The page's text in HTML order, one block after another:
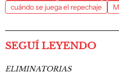
cuándo se juega el repechaje
SEGUÍ LEYENDO
ELIMINATORIAS